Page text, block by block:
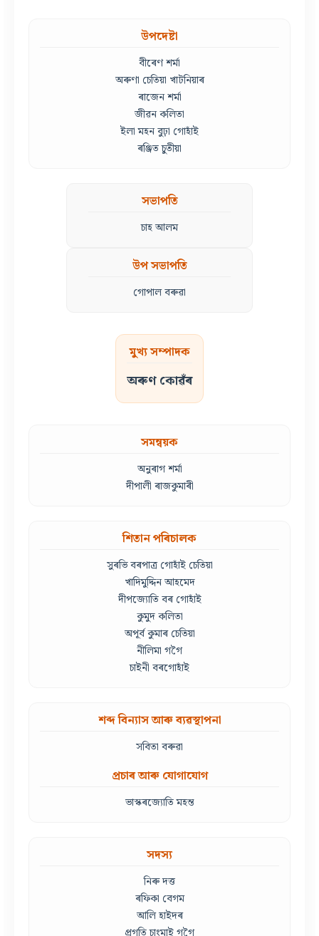
উপদেষ্টা
বীৰেণ শৰ্মা
অৰুণা চেতিয়া খাটনিয়াৰ
ৰাজেন শৰ্মা
জীৱন কলিতা
ইলা মহন বুঢ়া গোহাঁই
ৰঞ্জিত চুতীয়া
সভাপতি
চাহ আলম
উপ সভাপতি
গোপাল বৰুৱা
মুখ্য সম্পাদক
অৰুণ কোৱঁৰ
সমন্বয়ক
অনুৰাগ শৰ্মা
দীপালী ৰাজকুমাৰী
শিতান পৰিচালক
সুৰভি বৰপাত্ৰ গোহাঁই চেতিয়া
খাদিমুদ্দিন আহমেদ
দীপজ্যোতি বৰ গোহাঁই
কুমুদ কলিতা
অপূৰ্ব কুমাৰ চেতিয়া
নীলিমা গগৈ
চাইনী বৰগোহাঁই
শব্দ বিন্যাস আৰু ব্যৱস্থাপনা
সবিতা বৰুৱা
প্ৰচাৰ আৰু যোগাযোগ
ভাস্কৰজ্যোতি মহন্ত
সদস্য
নিৰু দত্ত
ৰফিকা বেগম
আলি হাইদৰ